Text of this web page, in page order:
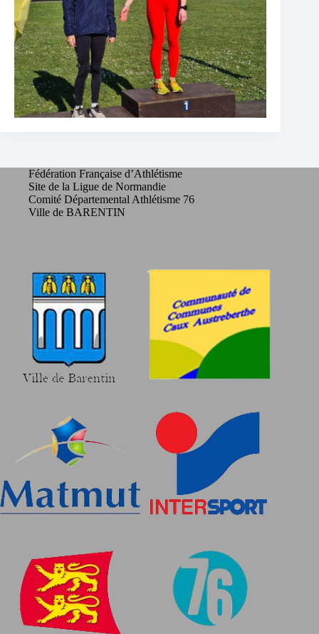
Fédération Française d’Athlétisme
Site de la Ligue de Normandie
Comité Départemental Athlétisme 76
Ville de BARENTIN